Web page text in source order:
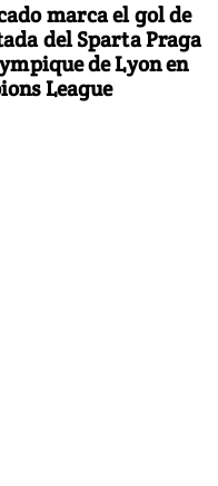
marca el gol de
del Sparta Praga
de Lyon en
League